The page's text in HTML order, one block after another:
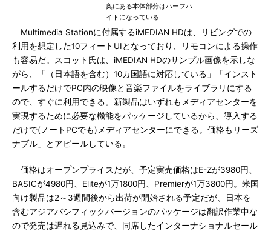
奥にある本体部分はハーフハ
イトになっている
Multimedia Stationに付属するiMEDIAN HDは、リビングでの
利用を想定した10フィートUIとなっており、リモコンによる操作
も容易だ。スコット氏は、iMEDIAN HDのサンプル画像を示しな
がら、「（日本語を含む）10カ国語に対応している」「インスト
ールするだけでPC内の映像と音楽ファイルをライブラリにする
ので、すぐに利用できる。新製品はいずれもメディアセンターを
実現するために必要な機能をパッケージしているから、導入する
だけで(ノートPCでも)メディアセンターにできる。価格もリーズ
ナブル」とアピールしている。
価格はオープンプライスだが、予定実売価格はE-Zが3980円、
BASICが4980円、Eliteが1万1800円、Premierが1万3800円。米国
向け製品は2～3週間後から出荷が開始される予定だが、日本を
含むアジアパシフィックバージョンのパッケージは翻訳作業中な
ので発売は遅れる見込みで、同席したインターナショナルセール